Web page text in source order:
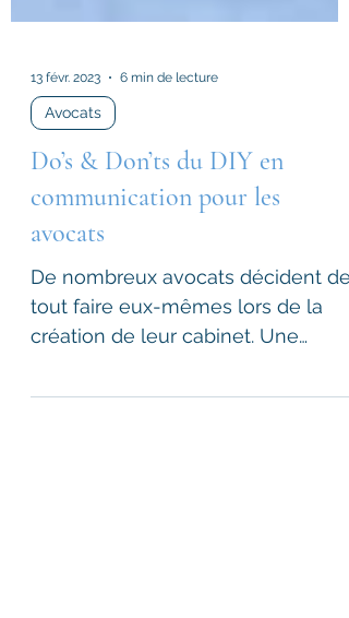
13 févr. 2023
Avocats
Do’s & Don’ts du DIY en
communication pour les
avocats
De nombreux avocats décident de
tout faire eux-mêmes lors de la
bonne idée ?